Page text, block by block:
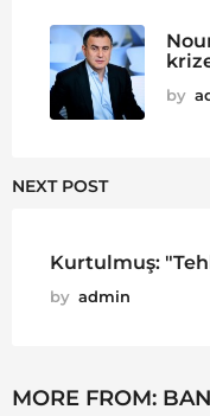
by
NEXT POST
Kurtulmuş:
by admin
MORE FROM: